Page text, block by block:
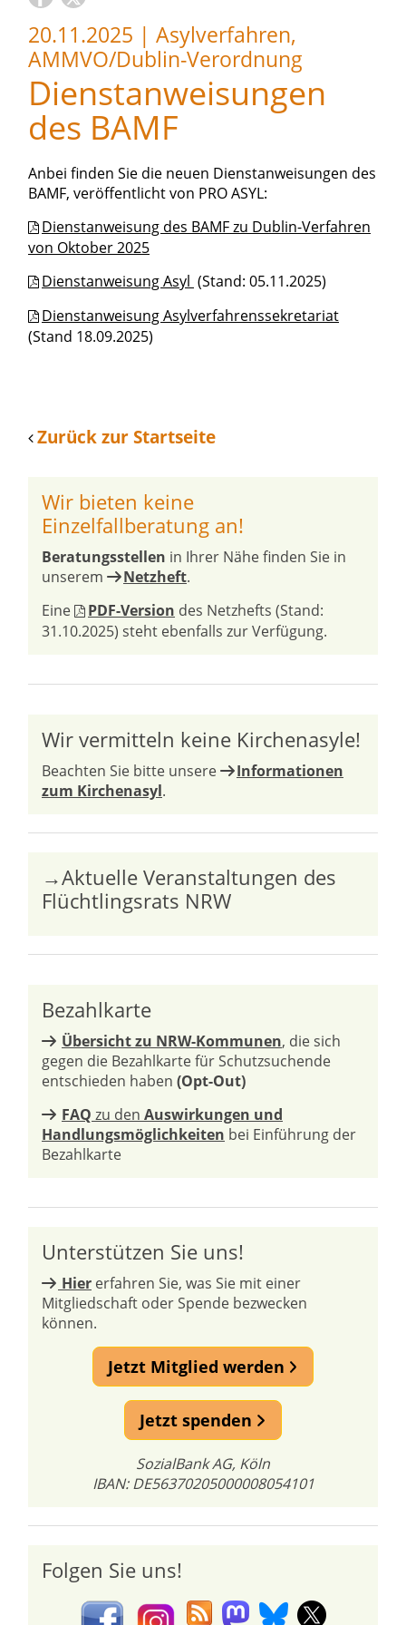
20.11.2025 | Asylverfahren,
AMMVO/Dublin-Verordnung
Dienstanweisungen
des BAMF
Anbei finden Sie die neuen Dienstanweisungen des
BAMF, veröffentlicht von PRO ASYL:
Dienstanweisung des BAMF zu Dublin-Verfahren
von Oktober 2025
Dienstanweisung Asyl (Stand: 05.11.2025)
Dienstanweisung Asylverfahrenssekretariat
(Stand 18.09.2025)
Zurück zur Startseite
Wir bieten keine
Einzelfallberatung an!
Beratungsstellen in Ihrer Nähe finden Sie in
unserem
Netzheft.
Eine
PDF-Version des Netzhefts (Stand:
31.10.2025) steht ebenfalls zur Verfügung.
Wir vermitteln keine Kirchenasyle!
Beachten Sie bitte unsere
Informationen
zum Kirchenasyl.
→Aktuelle Veranstaltungen des
Flüchtlingsrats NRW
Bezahlkarte
Übersicht zu NRW-Kommunen, die sich
gegen die Bezahlkarte für Schutzsuchende
entschieden haben (Opt-Out)
FAQ zu den Auswirkungen und
Handlungsmöglichkeiten bei Einführung der
Bezahlkarte
Unterstützen Sie uns!
Hier erfahren Sie, was Sie mit einer
Mitgliedschaft oder Spende bezwecken
können.
Jetzt Mitglied werden
Jetzt spenden
SozialBank AG, Köln
IBAN: DE56370205000008054101
Folgen Sie uns!